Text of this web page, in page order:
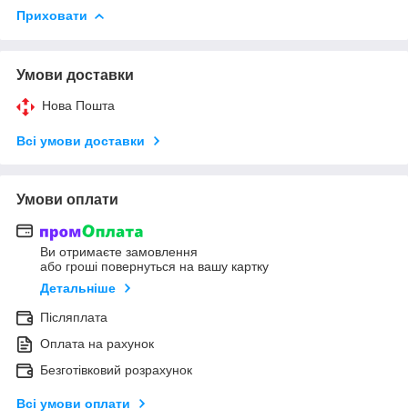
Приховати
Умови доставки
Нова Пошта
Всі умови доставки
Умови оплати
Ви отримаєте замовлення
або гроші повернуться на вашу картку
Детальніше
Післяплата
Оплата на рахунок
Безготівковий розрахунок
Всі умови оплати